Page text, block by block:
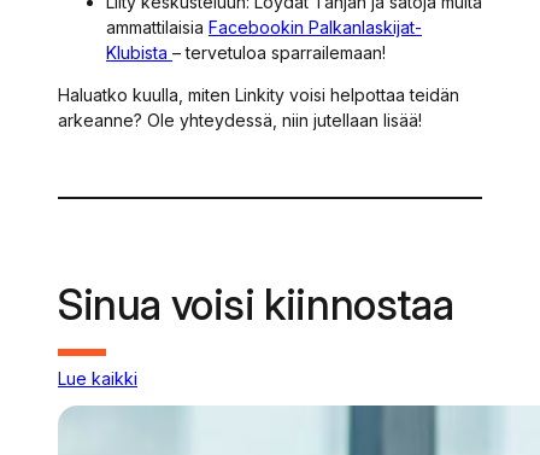
ammattilaisia Facebookin Palkanlaskijat-
Klubista – tervetuloa sparrailemaan!
Haluatko kuulla, miten Linkity voisi helpottaa teidän
arkeanne? Ole yhteydessä, niin jutellaan lisää!
Sinua voisi kiinnostaa
Lue kaikki